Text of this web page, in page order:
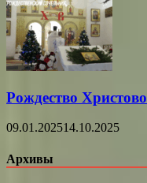
Рождество Христово
09.01.202514.10.2025
Архивы